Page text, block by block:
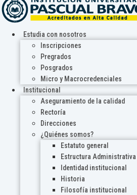
Estudia con nosotros
Inscripciones
Pregrados
Posgrados
Micro y Macrocredenciales
Institucional
Aseguramiento de la calidad
Rectoría
Direcciones
¿Quiénes somos?
Estatuto general
Estructura Administrativa
Identidad institucional
Historia
Filosofía institucional